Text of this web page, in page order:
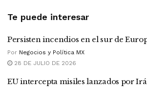
Te puede interesar
Persisten incendios en el sur de
Por Negocios y Política MX
28 DE JULIO DE 2026
EU intercepta misiles lanzados por